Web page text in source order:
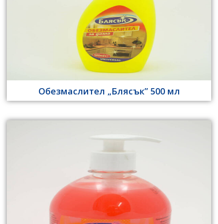
Обезмаслител „Блясък” 500 мл